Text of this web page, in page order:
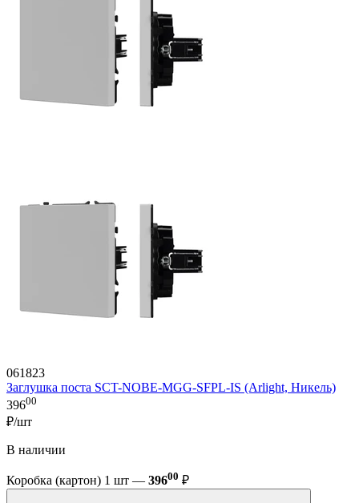
061823
Заглушка поста SCT-NOBE-MGG-SFPL-IS (Arlight, Никель)
39600
₽/шт
В наличии
Коробка (картон) 1 шт — 39600 ₽